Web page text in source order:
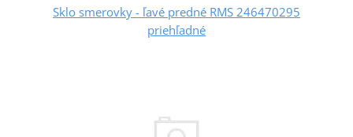
Sklo smerovky - ľavé predné RMS 246470295
priehľadné